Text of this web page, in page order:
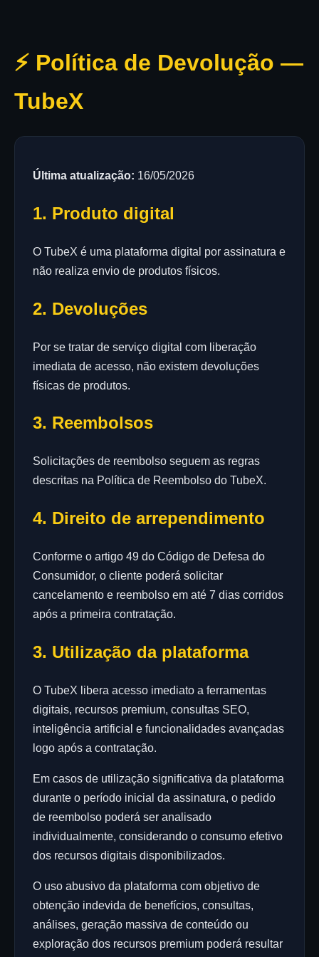
⚡ Política de Devolução —
TubeX
Última atualização: 16/05/2026
1. Produto digital
O TubeX é uma plataforma digital por assinatura e
não realiza envio de produtos físicos.
2. Devoluções
Por se tratar de serviço digital com liberação
imediata de acesso, não existem devoluções
físicas de produtos.
3. Reembolsos
Solicitações de reembolso seguem as regras
descritas na Política de Reembolso do TubeX.
4. Direito de arrependimento
Conforme o artigo 49 do Código de Defesa do
Consumidor, o cliente poderá solicitar
cancelamento e reembolso em até 7 dias corridos
após a primeira contratação.
3. Utilização da plataforma
O TubeX libera acesso imediato a ferramentas
digitais, recursos premium, consultas SEO,
inteligência artificial e funcionalidades avançadas
logo após a contratação.
Em casos de utilização significativa da plataforma
durante o período inicial da assinatura, o pedido
de reembolso poderá ser analisado
individualmente, considerando o consumo efetivo
dos recursos digitais disponibilizados.
O uso abusivo da plataforma com objetivo de
obtenção indevida de benefícios, consultas,
análises, geração massiva de conteúdo ou
exploração dos recursos premium poderá resultar